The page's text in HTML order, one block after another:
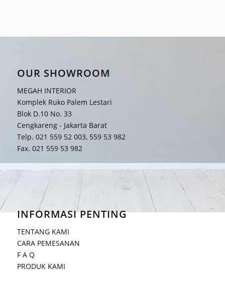
OUR SHOWROOM
MEGAH INTERIOR
Komplek Ruko Palem Lestari
Blok D.10 No. 33
Cengkareng - Jakarta Barat
Telp. 021 559 52 003, 559 53 982
Fax. 021 559 53 982
INFORMASI PENTING
TENTANG KAMI
CARA PEMESANAN
F A Q
PRODUK KAMI